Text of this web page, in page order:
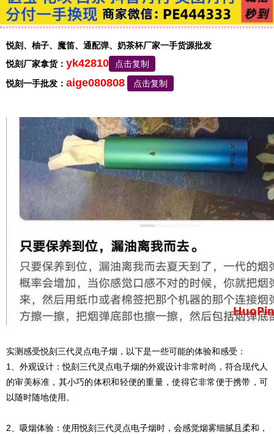
悦刻、柚子、魔笛、通配弹、奶茶杯厂家一手货源批发
悦刻厂家拿货： yk42810
点击复制
悦刻一手批发： aige080808 点击复制
实测感受悦刻三代灵点电子烟，以下是一些可能的体验和感受：
1、外观设计：悦刻三代灵点电子烟的外观设计非常时尚，符合现代人
的审美标准，其小巧的体积和轻便的重量，使得它非常便于携带，可
以随时随地使用。
2、吸烟体验：使用悦刻三代灵点电子烟时，会感觉烟雾细腻且柔和，